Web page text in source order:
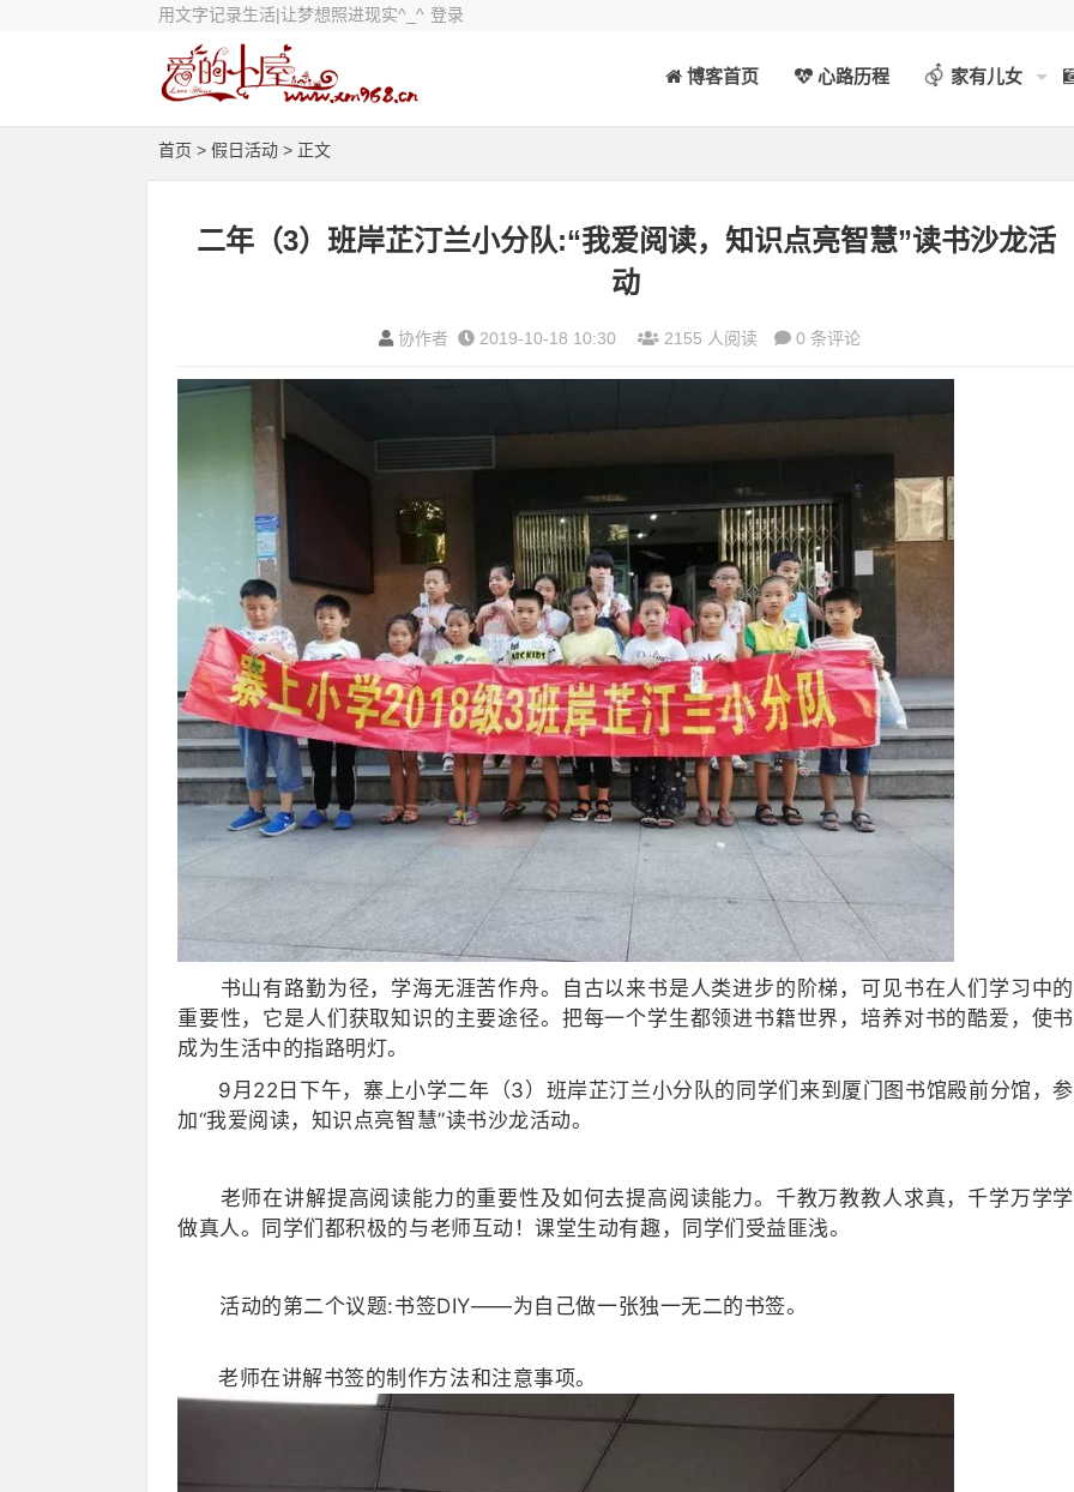
用文字记录生活|让梦想照进现实^_^ 登录
博客首页 心路历程 家有儿女
首页 > 假日活动 > 正文
二年（3）班岸芷汀兰小分队:“我爱阅读，知识点亮智慧”读书沙龙活
动
协作者 2019-10-18 10:30 2155 人阅读 0 条评论
书山有路勤为径，学海无涯苦作舟。自古以来书是人类进步的阶梯，可见书在人们学习中的
重要性，它是人们获取知识的主要途径。把每一个学生都领进书籍世界，培养对书的酷爱，使书
成为生活中的指路明灯。
9月22日下午，寨上小学二年（3）班岸芷汀兰小分队的同学们来到厦门图书馆殿前分馆，参
加“我爱阅读，知识点亮智慧”读书沙龙活动。
老师在讲解提高阅读能力的重要性及如何去提高阅读能力。千教万教教人求真，千学万学学
做真人。同学们都积极的与老师互动！课堂生动有趣，同学们受益匪浅。
活动的第二个议题:书签DIY——为自己做一张独一无二的书签。
老师在讲解书签的制作方法和注意事项。